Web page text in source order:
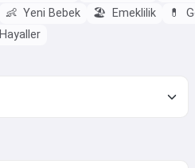
👶 Yeni Bebek 🏖️ Emeklilik 💊
Hayaller